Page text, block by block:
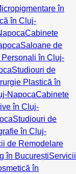
în
în Cluj-
Cabinete
Saloane de
în Cluj-
Studiouri de
Plastică în
NapocaCabinete
în Cluj-
Studiouri de
în Cluj-
de Remodelare
în BucureștiServicii
în